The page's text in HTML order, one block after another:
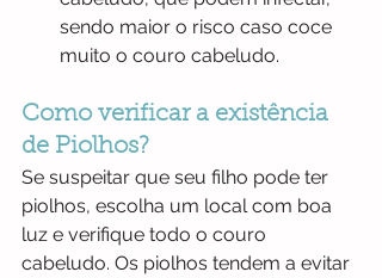
sendo maior o risco caso coce
muito o couro cabeludo.
Como verificar a existência
de Piolhos?
Se suspeitar que seu filho pode ter
piolhos, escolha um local com boa
luz e verifique todo o couro
cabeludo. Os piolhos tendem a evitar